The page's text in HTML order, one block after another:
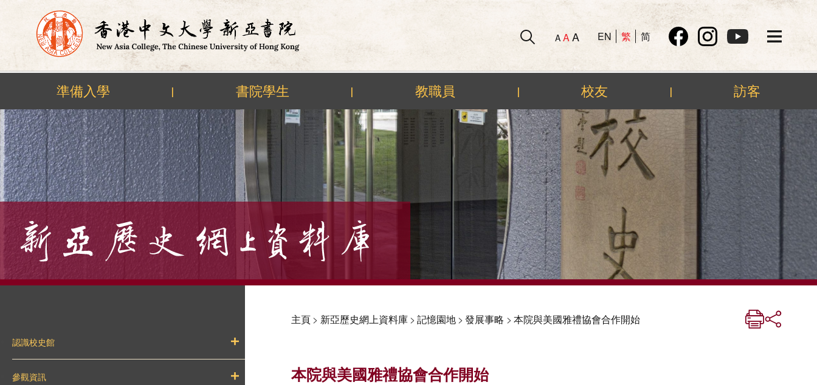
Skip
to
content
A AA EN 繁 简
準備入學 | 書院學生 | 教職員 | 校友 | 訪客
認識校史館
參觀資訊
主頁> 新亞歷史網上資料庫> 記憶園地> 發展事略 > 本院與美國雅禮協會合作開始
本院與美國雅禮協會合作開始